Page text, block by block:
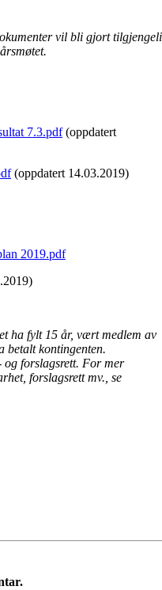
vil bli gjort
7.3.pdf(oppdatert
(oppdatert 14.03.2019)
2019.pdf
ha fylt 15 år, vært medlem av
betalt kontingenten.
og forslagsrett. For mer
forslagsrett mv., se